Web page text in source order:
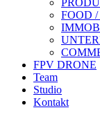
FOOD
FPV DRONE
Team
Studio
Kontakt